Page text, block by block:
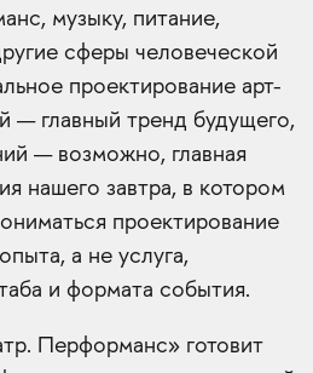
музыку, питание,
сферы человеческой
проектирование арт-
— главный тренд будущего,
— возможно, главная
нашего завтра, в котором
проектирование
а не услуга,
и формата события.
Перформанс» готовит